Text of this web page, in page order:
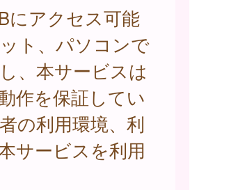
アクセス可能
ト、パソコンで
、本サービスは
作を保証してい
の利用環境、利
サービスを利用